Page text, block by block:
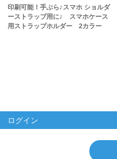
印刷可能！手ぶら♪スマホ ショルダ
ーストラップ用に♪ スマホケース
用ストラップホルダー 2カラー
ログイン